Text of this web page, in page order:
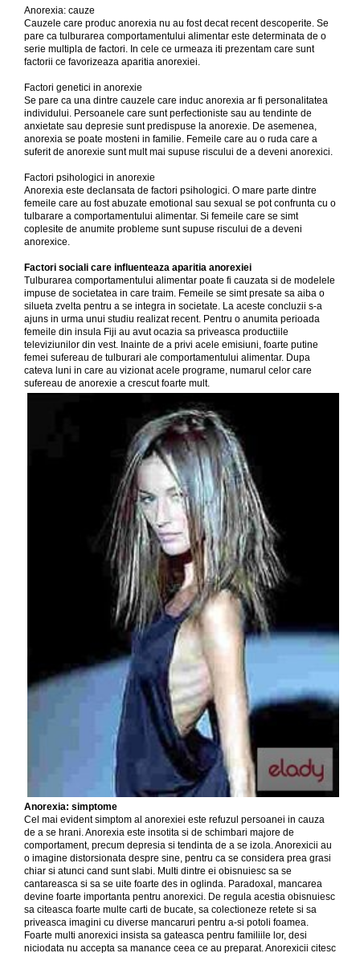
Anorexia: cauze
Cauzele care produc anorexia nu au fost decat recent descoperite. Se
pare ca tulburarea comportamentului alimentar este determinata de o
serie multipla de factori. In cele ce urmeaza iti prezentam care sunt
factorii ce favorizeaza aparitia anorexiei.
Factori genetici in anorexie
Se pare ca una dintre cauzele care induc anorexia ar fi personalitatea
individului. Persoanele care sunt perfectioniste sau au tendinte de
anxietate sau depresie sunt predispuse la anorexie. De asemenea,
anorexia se poate mosteni in familie. Femeile care au o ruda care a
suferit de anorexie sunt mult mai supuse riscului de a deveni anorexici.
Factori psihologici in anorexie
Anorexia este declansata de factori psihologici. O mare parte dintre
femeile care au fost abuzate emotional sau sexual se pot confrunta cu o
tulbarare a comportamentului alimentar. Si femeile care se simt
coplesite de anumite probleme sunt supuse riscului de a deveni
anorexice.
Factori sociali care influenteaza aparitia anorexiei
Tulburarea comportamentului alimentar poate fi cauzata si de modelele
impuse de societatea in care traim. Femeile se simt presate sa aiba o
silueta zvelta pentru a se integra in societate. La aceste concluzii s-a
ajuns in urma unui studiu realizat recent. Pentru o anumita perioada
femeile din insula Fiji au avut ocazia sa priveasca productiile
televiziunilor din vest. Inainte de a privi acele emisiuni, foarte putine
femei sufereau de tulburari ale comportamentului alimentar. Dupa
cateva luni in care au vizionat acele programe, numarul celor care
sufereau de anorexie a crescut foarte mult.
Anorexia: simptome
Cel mai evident simptom al anorexiei este refuzul persoanei in cauza
de a se hrani. Anorexia este insotita si de schimbari majore de
comportament, precum depresia si tendinta de a se izola. Anorexicii au
o imagine distorsionata despre sine, pentru ca se considera prea grasi
chiar si atunci cand sunt slabi. Multi dintre ei obisnuiesc sa se
cantareasca si sa se uite foarte des in oglinda. Paradoxal, mancarea
devine foarte importanta pentru anorexici. De regula acestia obisnuiesc
sa citeasca foarte multe carti de bucate, sa colectioneze retete si sa
priveasca imagini cu diverse mancaruri pentru a-si potoli foamea.
Foarte multi anorexici insista sa gateasca pentru familiile lor, desi
niciodata nu accepta sa manance ceea ce au preparat. Anorexicii citesc